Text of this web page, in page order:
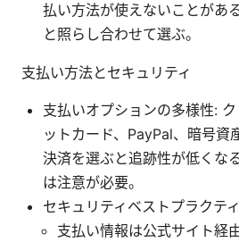
払い方法が使えないことがあ
と照らし合わせて選ぶ。
支払い方法とセキュリティ
支払いオプションの多様性:
ットカード、PayPal、暗号資
決済を選ぶと追跡性が低くな
は注意が必要。
セキュリティベストプラクテ
支払い情報は公式サイト経